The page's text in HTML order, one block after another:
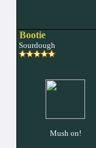
Bootie
Sourdough
Mush on!